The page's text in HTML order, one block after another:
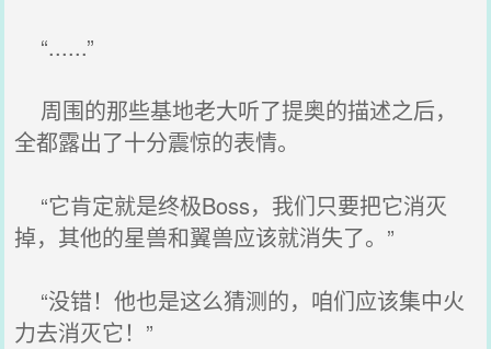
“......”
周围的那些基地老大听了提奥的描述之后，
全都露出了十分震惊的表情。
“它肯定就是终极Boss，我们只要把它消灭
掉，其他的星兽和翼兽应该就消失了。”
“没错！他也是这么猜测的，咱们应该集中火
力去消灭它！”